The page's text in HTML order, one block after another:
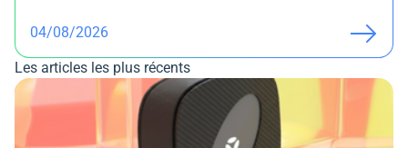
04/08/2026
Les articles les plus récents